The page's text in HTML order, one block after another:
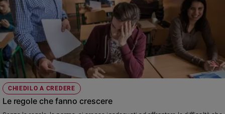
CHIEDILO A CREDERE
Le regole che fanno crescere